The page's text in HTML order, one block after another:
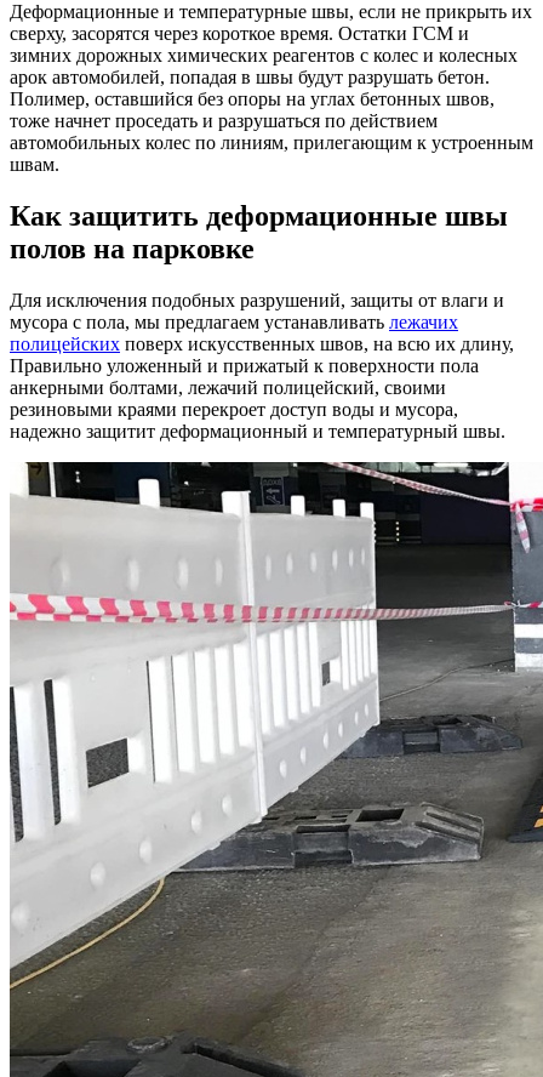
Деформационные и температурные швы, если не прикрыть их
сверху, засорятся через короткое время. Остатки ГСМ и
зимних дорожных химических реагентов с колес и колесных
арок автомобилей, попадая в швы будут разрушать бетон.
Полимер, оставшийся без опоры на углах бетонных швов,
тоже начнет проседать и разрушаться по действием
автомобильных колес по линиям, прилегающим к устроенным
швам.
Как защитить деформационные швы
полов на парковке
Для исключения подобных разрушений, защиты от влаги и
мусора с пола, мы предлагаем устанавливать лежачих
полицейских поверх искусственных швов, на всю их длину,
Правильно уложенный и прижатый к поверхности пола
анкерными болтами, лежачий полицейский, своими
резиновыми краями перекроет доступ воды и мусора,
надежно защитит деформационный и температурный швы.